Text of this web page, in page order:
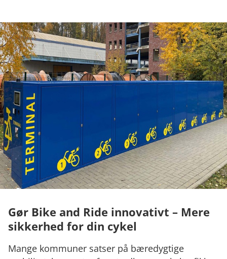
Gør Bike and Ride innovativt – Mere
sikkerhed for din cykel
Mange kommuner satser på bæredygtige